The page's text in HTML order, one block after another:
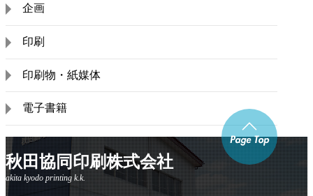
企画
印刷
印刷物・紙媒体
電子書籍
秋田協同印刷株式会社